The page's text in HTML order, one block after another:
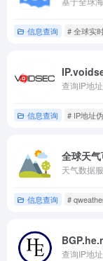
信息查询 # 全球实
查询IP地
信息查询 # IP地址
全球天
信息查询 #
查询IP地